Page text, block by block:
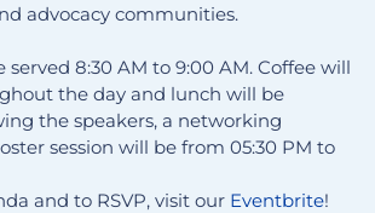
advocacy communities.
served 8:30 AM to 9:00 AM. Coffee will
the day and lunch will be
the speakers, a networking
session will be from 05:30 PM to
and to RSVP, visit our Eventbrite!